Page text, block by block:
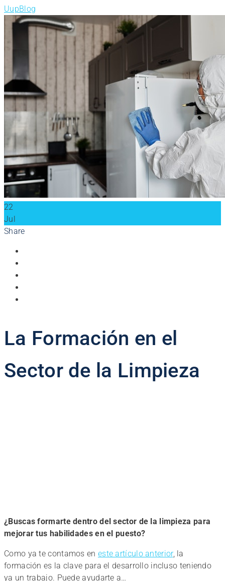
UupBlog
22
Jul
Share
La Formación en el
Sector de la Limpieza
¿Buscas formarte dentro del sector de la limpieza para
mejorar tus habilidades en el puesto?
Como ya te contamos en este artículo anterior, la
formación es la clave para el desarrollo incluso teniendo
ya un trabajo. Puede ayudarte a…